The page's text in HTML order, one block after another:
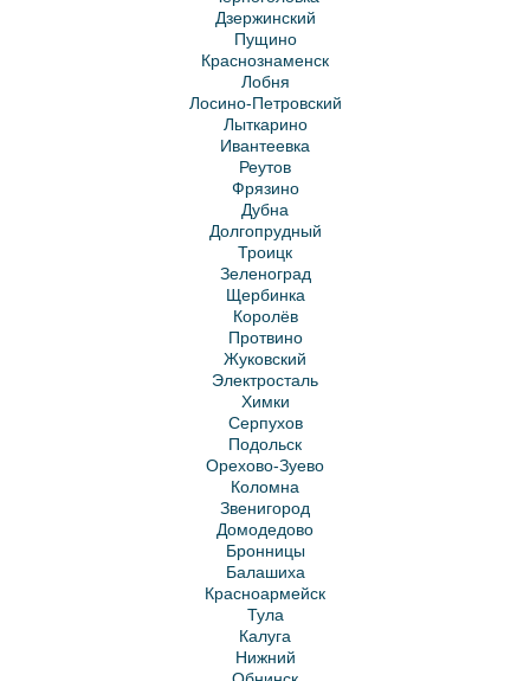
Дзержинский
Пущино
Краснознаменск
Лобня
Лосино-Петровский
Лыткарино
Ивантеевка
Реутов
Фрязино
Дубна
Долгопрудный
Троицк
Зеленоград
Щербинка
Королёв
Протвино
Жуковский
Электросталь
Химки
Серпухов
Подольск
Орехово-Зуево
Коломна
Звенигород
Домодедово
Бронницы
Балашиха
Красноармейск
Тула
Калуга
Нижний